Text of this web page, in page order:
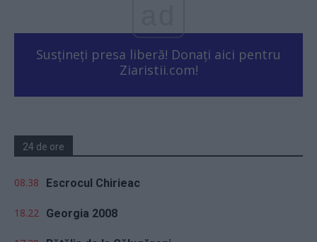
Susțineți presa liberă! Donați aici pentru
Ziaristii.com!
24 de ore
08.38 Escrocul Chirieac
18.22 Georgia 2008